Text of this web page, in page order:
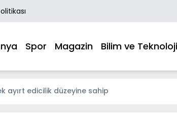
Spor Magazin Bilim ve Teknoloji
ayırt edicilik düzeyine sahip